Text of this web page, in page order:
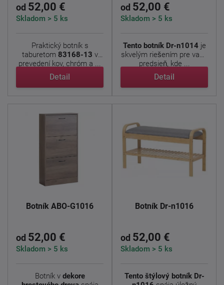
od 52,00 €
Skladom > 5 ks
Praktický botník s
taburetom 83168-13 v
prevedení kov, chróm a ...
Detail
od 52,00 €
Skladom > 5 ks
Tento botník Dr-n1014 je
skvelým riešením pre vašu
predsieň, kde ...
Detail
Botník ABO-G1016
od 52,00 €
Skladom > 5 ks
Botník v dekore
Botník Dr-n1016
od 52,00 €
Skladom > 5 ks
Tento štýlový botník Dr-